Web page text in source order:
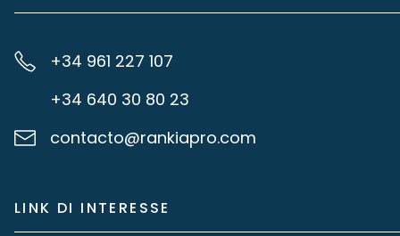
+34 961 227 107
+34 640 30 80 23
contacto@rankiapro.com
LINK DI INTERESSE